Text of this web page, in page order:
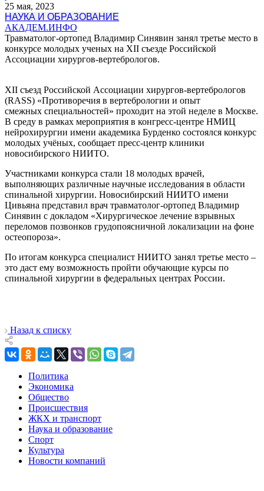
25 мая, 2023
НАУКА И ОБРАЗОВАНИЕ
АКАДЕМ.ИНФО
Травматолог-ортопед Владимир Синявин занял третье место в
конкурсе молодых ученых на XII съезде Российской
Ассоциации хирургов-вертебрологов.
XII съезд Российской Ассоциации хирургов-вертебрологов
(RASS) «Противоречия в вертебрологии и опыт
смежных специальностей» проходит на этой неделе в Москве.
В среду в рамках мероприятия в конгресс-центре НМИЦ
нейрохирургии имени академика Бурденко состоялся конкурс
молодых учёных, сообщает пресс-центр клиники
новосибирского НИИТО.
Участниками конкурса стали 18 молодых врачей,
выполняющих различные научные исследования в области
спинальной хирургии. Новосибирский НИИТО имени
Цивьяна представил врач травматолог-ортопед Владимир
Синявин с докладом «Хирургическое лечение взрывных
переломов позвонков грудопоясничной локализации на фоне
остеопороза».
По итогам конкурса специалист НИИТО занял третье место –
это даст ему возможность пройти обучающие курсы по
спинальной хирургии в федеральных центрах России.
Назад к списку
Политика
Экономика
Общество
Происшествия
ЖКХ и транспорт
Наука и образование
Спорт
Культура
Новости компаний